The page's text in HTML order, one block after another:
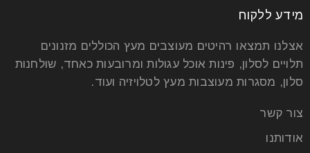
מידע ללקוח
אצלנו תמצאו רהיטים מעוצבים מעץ הכוללים מזנונים
תלויים לסלון, פינות אוכל עגולות ומרובעות כאחד, שולחנות
סלון, מסגרות מעוצבות מעץ לטלויזיה ועוד.
צור קשר
אודותנו